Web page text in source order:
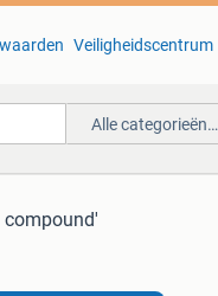
Veiligheidscentrum
Alle categorieën…